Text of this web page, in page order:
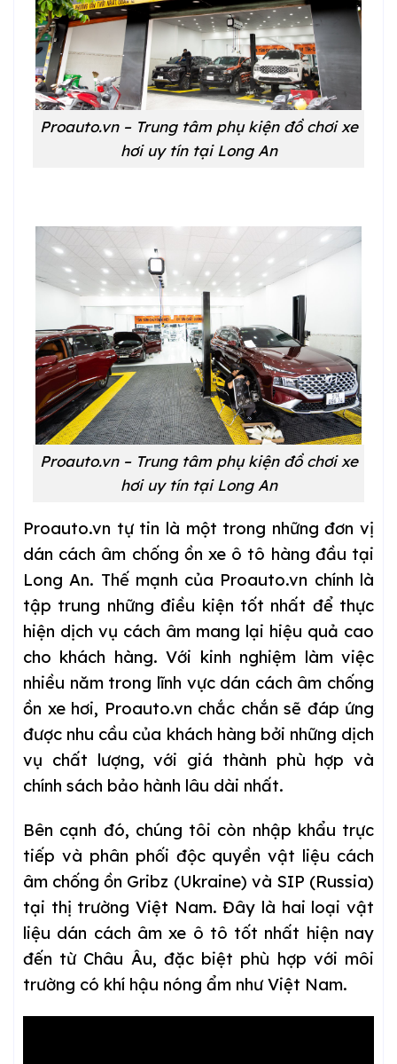
Proauto.vn – Trung tâm phụ kiện đồ chơi xe
hơi uy tín tại Long An
Proauto.vn – Trung tâm phụ kiện đồ chơi xe
hơi uy tín tại Long An
Proauto.vn tự tin là một trong những đơn vị
dán cách âm chống ồn xe ô tô hàng đầu tại
Long An. Thế mạnh của Proauto.vn chính là
tập trung những điều kiện tốt nhất để thực
hiện dịch vụ cách âm mang lại hiệu quả cao
cho khách hàng. Với kinh nghiệm làm việc
nhiều năm trong lĩnh vực dán cách âm chống
ồn xe hơi, Proauto.vn chắc chắn sẽ đáp ứng
được nhu cầu của khách hàng bởi những dịch
vụ chất lượng, với giá thành phù hợp và
chính sách bảo hành lâu dài nhất.
Bên cạnh đó, chúng tôi còn nhập khẩu trực
tiếp và phân phối độc quyền vật liệu cách
âm chống ồn Gribz (Ukraine) và SIP (Russia)
tại thị trường Việt Nam. Đây là hai loại vật
liệu dán cách âm xe ô tô tốt nhất hiện nay
đến từ Châu Âu, đặc biệt phù hợp với môi
trường có khí hậu nóng ẩm như Việt Nam.